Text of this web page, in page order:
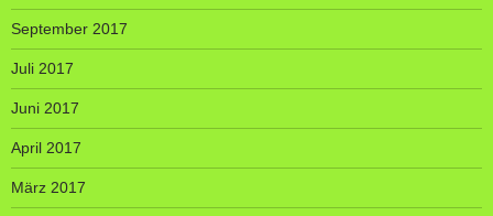
September 2017
Juli 2017
Juni 2017
April 2017
März 2017